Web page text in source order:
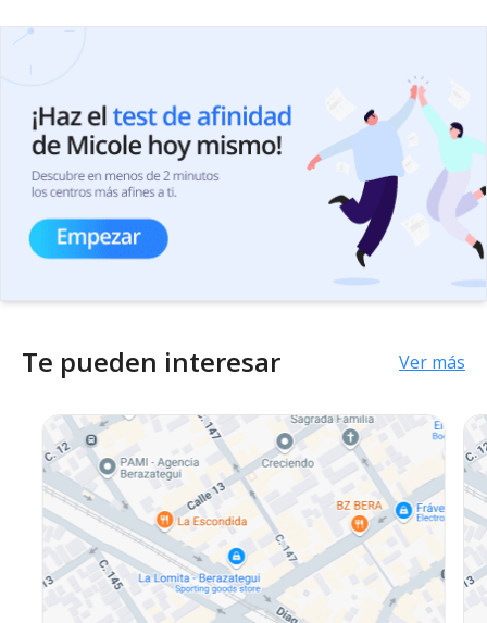
Te pueden interesar Ver más